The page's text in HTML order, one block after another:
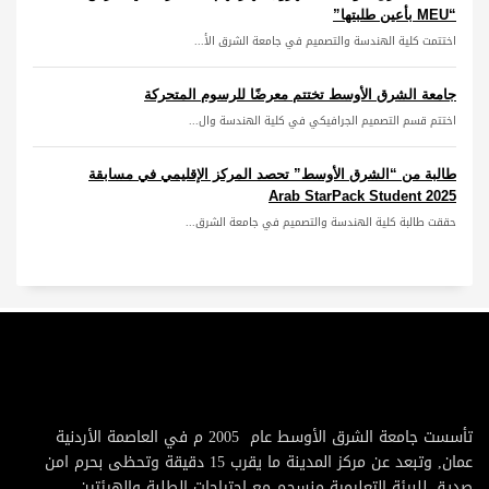
“MEU بأعين طلبتها”
اختتمت كلية الهندسة والتصميم في جامعة الشرق الأ...
جامعة الشرق الأوسط تختتم معرضًا للرسوم المتحركة
اختتم قسم التصميم الجرافيكي في كلية الهندسة وال...
طالبة من “الشرق الأوسط” تحصد المركز الإقليمي في مسابقة
Arab StarPack Student 2025
حققت طالبة كلية الهندسة والتصميم في جامعة الشرق...
تأسست جامعة الشرق الأوسط عام 2005 م في العاصمة الأردنية
عمان, وتبعد عن مركز المدينة ما يقرب 15 دقيقة وتحظى بحرم امن